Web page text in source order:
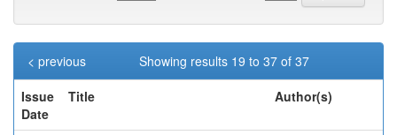
Showing results 19 to 37 of 37
< previous
Issue
Date
Title Author(s)